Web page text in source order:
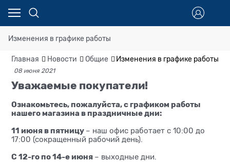
Изменения в графике работы
Главная Новости Общие Изменения в графике работы
08 июня 2021
Уважаемые покупатели!
Ознакомьтесь, пожалуйста, с графиком работы
нашего магазина в праздничные дни:
11 июня в пятницу – наш офис работает с 10:00 до
17:00 (сокращенный рабочий день).
С 12-го по 14-е июня – выходные дни.